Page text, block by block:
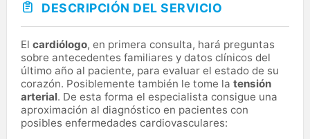
Además, contamos con instalaciones modernas y
equipamiento de vanguardia para garantizar la calidad
en el diagnóstico y tratamiento de nuestros pacientes.
DESCRIPCIÓN DEL SERVICIO
El cardiólogo, en primera consulta, hará preguntas
sobre antecedentes familiares y datos clínicos del
último año al paciente, para evaluar el estado de su
corazón. Posiblemente también le tome la tensión
arterial. De esta forma el especialista consigue una
aproximación al diagnóstico en pacientes con
posibles enfermedades cardiovasculares: